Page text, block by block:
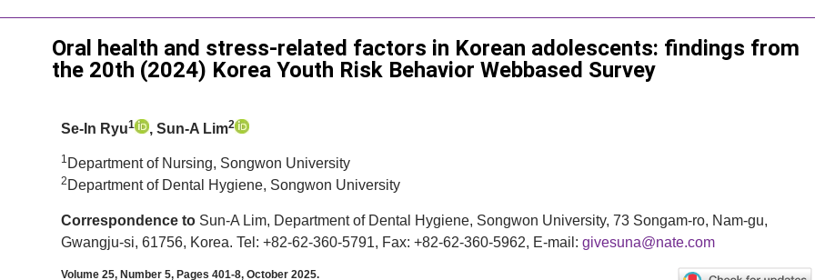
Original Article
Oral health and stress-related factors in Korean adolescents: findings from
the 20th (2024) Korea Youth Risk Behavior Webbased Survey
Se-In Ryu1 , Sun-A Lim2
1 Department of Nursing, Songwon University
2 Department of Dental Hygiene, Songwon University
Correspondence to Sun-A Lim, Department of Dental Hygiene, Songwon University, 73 Songam-ro, Nam-gu,
Gwangju-si, 61756, Korea. Tel: +82-62-360-5791, Fax: +82-62-360-5962, E-mail: givesuna@nate.com
Volume 25, Number 5, Pages 401-8, October 2025.